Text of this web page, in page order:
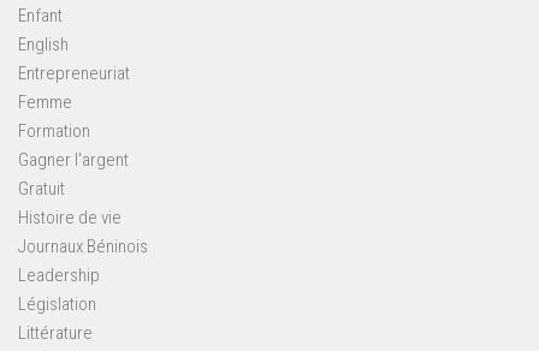
Enfant
English
Entrepreneuriat
Femme
Formation
Gagner l'argent
Gratuit
Histoire de vie
Journaux Béninois
Leadership
Législation
Littérature